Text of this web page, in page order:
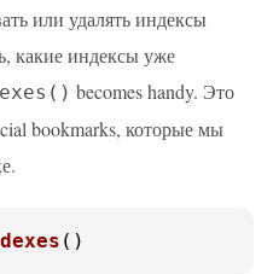
или удалять индексы
какие индексы уже
becomes handy. Это
bookmarks, которые мы
()